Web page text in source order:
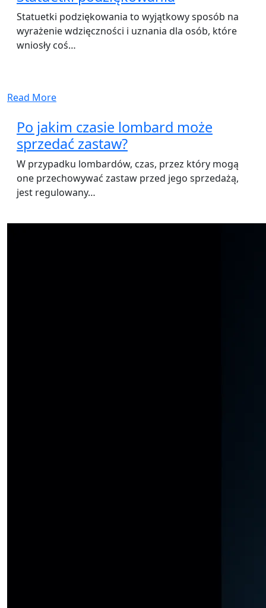
Statuetki podziękowania to wyjątkowy sposób na
wyrażenie wdzięczności i uznania dla osób, które
wniosły coś…
Read More
Po jakim czasie lombard może
sprzedać zastaw?
W przypadku lombardów, czas, przez który mogą
one przechowywać zastaw przed jego sprzedażą,
jest regulowany…